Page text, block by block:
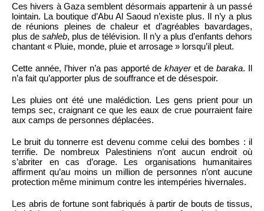
Ces hivers à Gaza semblent désormais appartenir à un passé
lointain. La boutique d’Abu Al Saoud n’existe plus. Il n’y a plus
de réunions pleines de chaleur et d’agréables bavardages,
plus desahleb, plus de télévision. Il n’y a plus d’enfants dehors
chantant « Pluie, monde, pluie et arrosage » lorsqu’il pleut.
Cette année, l’hiver n’a pas apporté dekhayeret debaraka. Il
n’a fait qu’apporter plus de souffrance et de désespoir.
Les pluies ont été une malédiction. Les gens prient pour un
temps sec, craignant ce que les eaux de crue pourraient faire
aux camps de personnes déplacées.
Le bruit du tonnerre est devenu comme celui des bombes : il
terrifie. De nombreux Palestiniens n’ont aucun endroit où
s’abriter en cas d’orage. Les organisations humanitaires
affirment qu’au moins un million de personnes n’ont aucune
protection même minimum contre les intempéries hivernales.
Les abris de fortune sont fabriqués à partir de bouts de tissus,